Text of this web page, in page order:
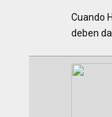
Cuando
deben